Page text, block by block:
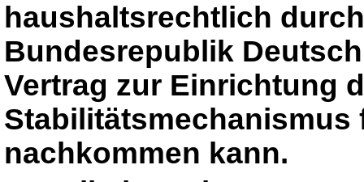
haushaltsrechtlich
Bundesrepublik
Vertrag zur Einrichtung
nachkommen kann.